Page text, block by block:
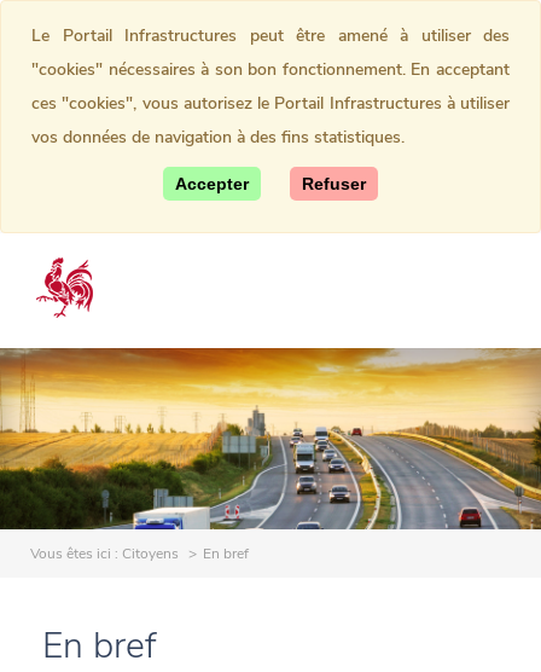
Vous êtes ici : Citoyens En bref
En bref
Le Portail Infrastructures peut être amené à utiliser des
"cookies" nécessaires à son bon fonctionnement. En acceptant
ces "cookies", vous autorisez le Portail Infrastructures à utiliser
vos données de navigation à des fins statistiques.
Accepter Refuser